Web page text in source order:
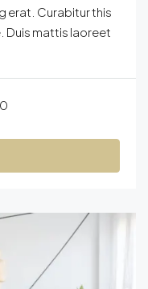
erat. Curabitur this
Duis mattis laoreet
0